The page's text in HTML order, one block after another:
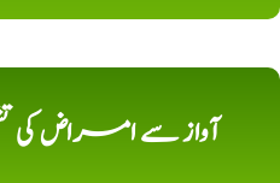
آواز سے امراض